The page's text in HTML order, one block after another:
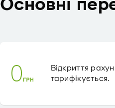
Основні
Відкриття
тарифікується.